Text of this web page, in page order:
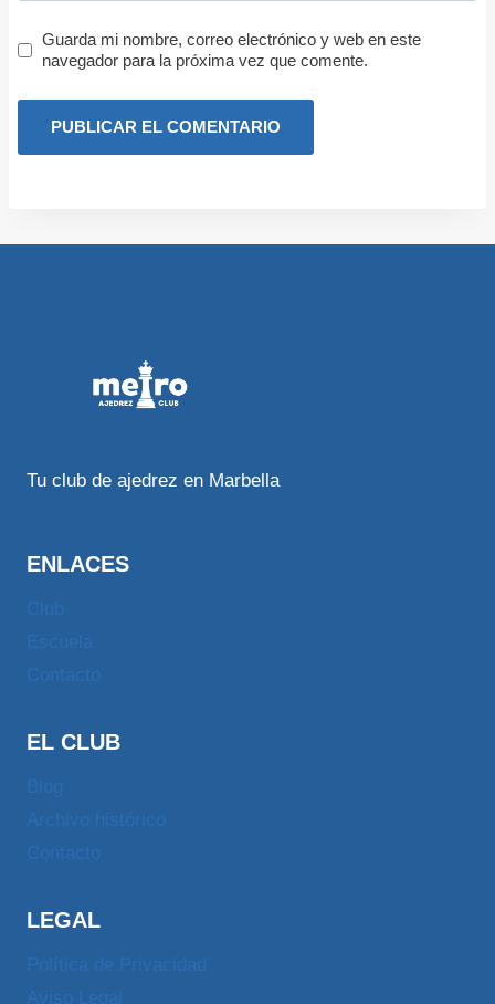
Guarda mi nombre, correo electrónico y web en este
navegador para la próxima vez que comente.
Tu club de ajedrez en Marbella
ENLACES
EL CLUB
LEGAL